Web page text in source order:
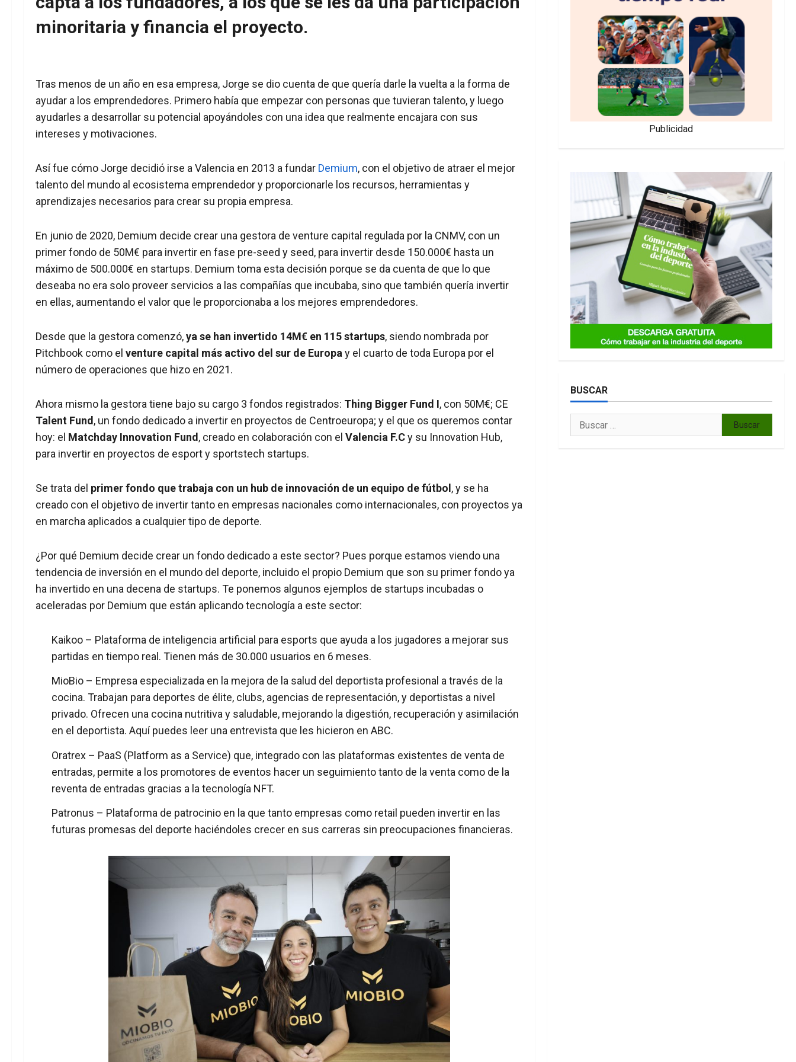
minoritaria y financia el proyecto.
Tras menos de un año en esa empresa, Jorge se dio cuenta de que quería darle la vuelta a la forma de
ayudar a los emprendedores. Primero había que empezar con personas que tuvieran talento, y luego
ayudarles a desarrollar su potencial apoyándoles con una idea que realmente encajara con sus
intereses y motivaciones.
Así fue cómo Jorge decidió irse a Valencia en 2013 a fundar Demium, con el objetivo de atraer el mejor
talento del mundo al ecosistema emprendedor y proporcionarle los recursos, herramientas y
aprendizajes necesarios para crear su propia empresa.
En junio de 2020, Demium decide crear una gestora de venture capital regulada por la CNMV, con un
primer fondo de 50M€ para invertir en fase pre-seed y seed, para invertir desde 150.000€ hasta un
máximo de 500.000€ en startups. Demium toma esta decisión porque se da cuenta de que lo que
deseaba no era solo proveer servicios a las compañías que incubaba, sino que también quería invertir
en ellas, aumentando el valor que le proporcionaba a los mejores emprendedores.
Desde que la gestora comenzó,ya se han invertido 14M€ en 115 startups, siendo nombrada por
Pitchbook como el venture capital más activo del sur de Europa y el cuarto de toda Europa por el
número de operaciones que hizo en 2021.
Ahora mismo la gestora tiene bajo su cargo 3 fondos registrados: Thing Bigger Fund I, con 50M€; CE
Talent Fund , un fondo dedicado a invertir en proyectos de Centroeuropa; y el que os queremos contar
hoy: el Matchday Innovation Fund , creado en colaboración con el Valencia F.Cy su Innovation Hub,
para invertir en proyectos de esport y sportstech startups.
Se trata del primer fondo que trabaja con un hub de innovación de un equipo de fútbol , y se ha
creado con el objetivo de invertir tanto en empresas nacionales como internacionales, con proyectos ya
en marcha aplicados a cualquier tipo de deporte.
¿Por qué Demium decide crear un fondo dedicado a este sector? Pues porque estamos viendo una
tendencia de inversión en el mundo del deporte, incluido el propio Demium que son su primer fondo ya
ha invertido en una decena de startups. Te ponemos algunos ejemplos de startups incubadas o
aceleradas por Demium que están aplicando tecnología a este sector:
Kaikoo – Plataforma de inteligencia artificial para esports que ayuda a los jugadores a mejorar sus
partidas en tiempo real. Tienen más de 30.000 usuarios en 6 meses.
MioBio – Empresa especializada en la mejora de la salud del deportista profesional a través de la
cocina. Trabajan para deportes de élite, clubs, agencias de representación, y deportistas a nivel
privado. Ofrecen una cocina nutritiva y saludable, mejorando la digestión, recuperación y asimilación
en el deportista. Aquípuedes leer una entrevista que les hicieron en ABC.
Oratrex – PaaS (Platform as a Service) que, integrado con las plataformas existentes de venta de
entradas, permite a los promotores de eventos hacer un seguimiento tanto de la venta como de la
reventa de entradas gracias a la tecnología NFT.
Patronus – Plataforma de patrocinio en la que tanto empresas como retail pueden invertir en las
futuras promesas del deporte haciéndoles crecer en sus carreras sin preocupaciones financieras.
Publicidad
BUSCAR
Buscar: